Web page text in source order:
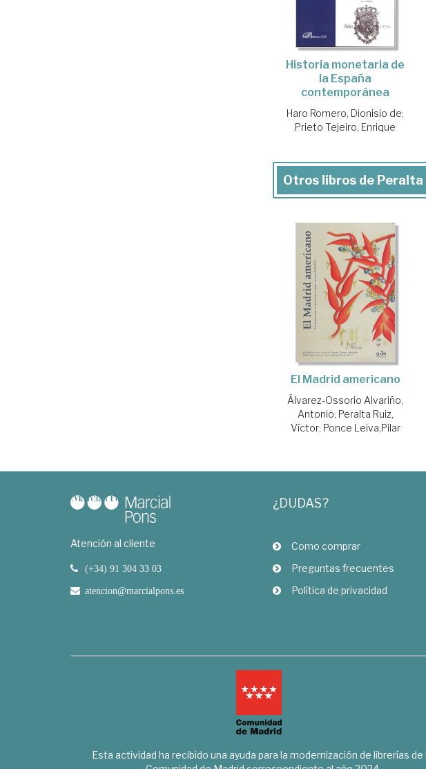
Historia monetaria de
la España
contemporánea
Haro Romero, Dionisio de;
Prieto Tejeiro, Enrique
Otros libros de
El Madrid americano
Álvarez-Ossorio Alvariño,
Antonio; Peralta Ruiz,
Víctor; Ponce Leiva,Pilar
Atención al cliente
(+34) 91 304 33 03
atencion@marcialpons.es
¿DUDAS?
Como comprar
Preguntas frecuentes
Política de privacidad
Esta actividad ha recibido una ayuda para la modernización de librerías de